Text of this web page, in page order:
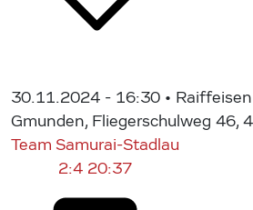
30.11.2024 - 16:30 •
Gmunden, Fliegerschulweg 46,
Team Samurai-Stadlau
2:4 20:37